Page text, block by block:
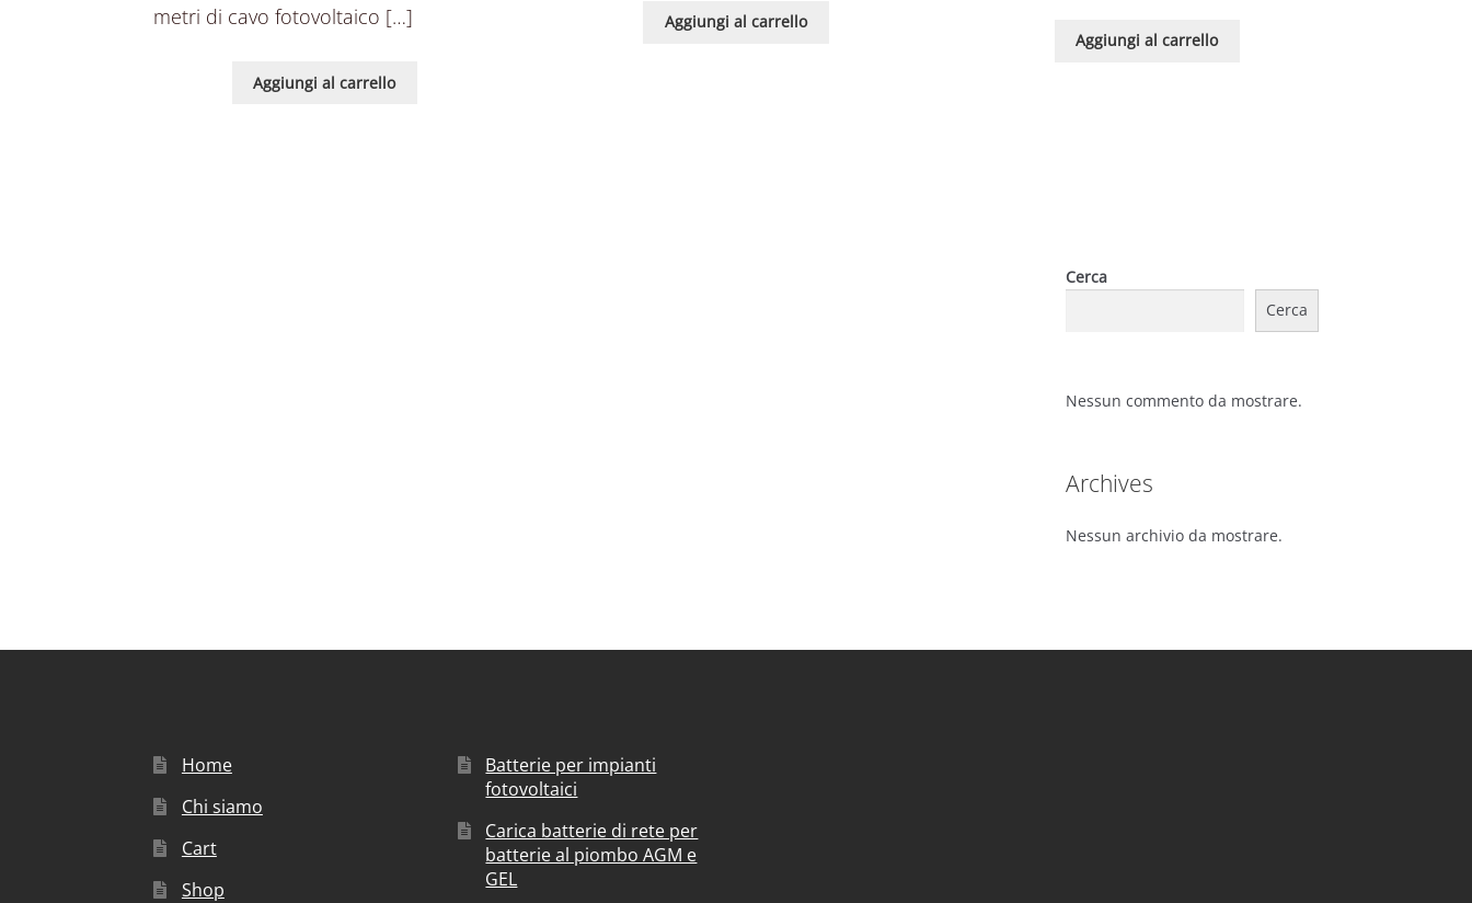
metri di cavo fotovoltaico […]
Aggiungi al carrello
Aggiungi al carrello
Aggiungi al carrello
Cerca
Cerca
Nessun commento da mostrare.
Archives
Nessun archivio da mostrare.
Home
Chi siamo
Cart
Shop
Batterie per impianti
fotovoltaici
Carica batterie di rete per
batterie al piombo AGM e
GEL